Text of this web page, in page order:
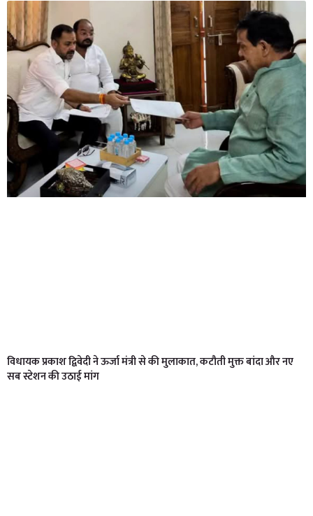
विधायक प्रकाश द्विवेदी ने ऊर्जा मंत्री से की मुलाकात, कटौती मुक्त बांदा और नए
सब स्टेशन की उठाई मांग